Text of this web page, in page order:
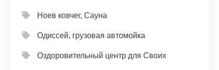
Ноев ковчег, Сауна
Одиссей, грузовая автомойка
Оздоровительный центр для Своих